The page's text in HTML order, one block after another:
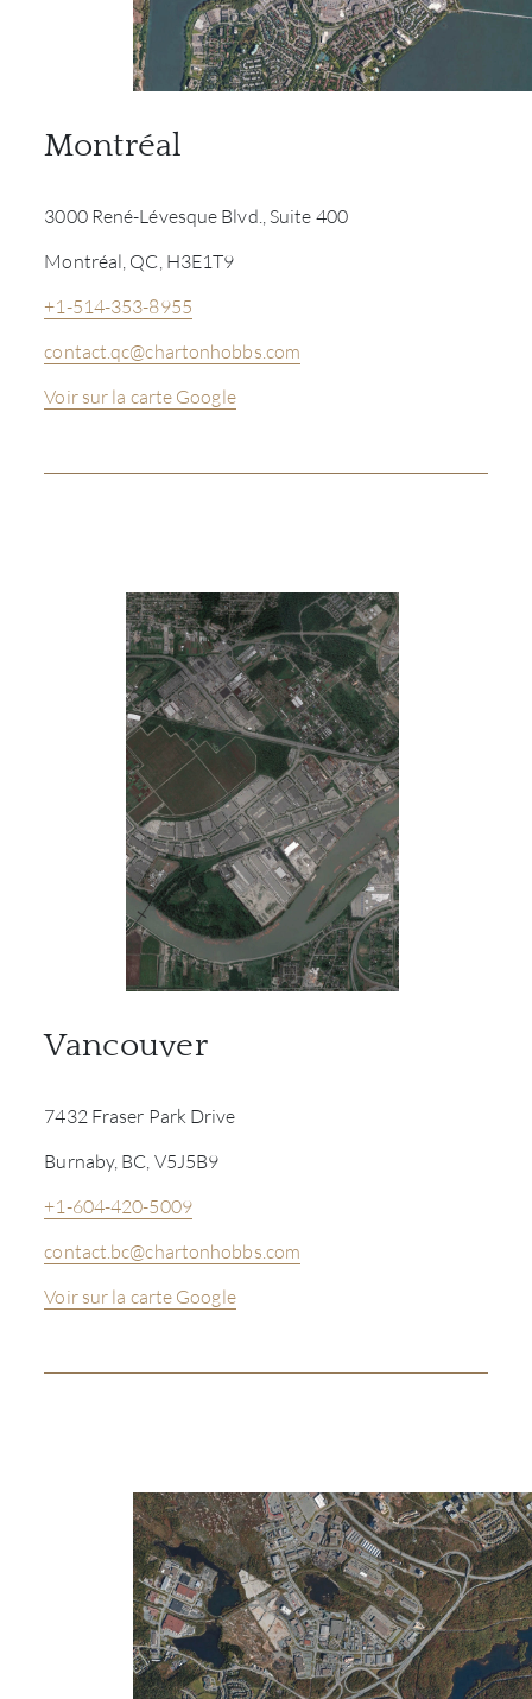
Montréal
3000 René-Lévesque Blvd., Suite 400
Montréal, QC, H3E1T9
+1-514-353-8955
contact.qc@chartonhobbs.com
Voir sur la carte Google
Vancouver
7432 Fraser Park Drive
Burnaby, BC, V5J5B9
+1-604-420-5009
contact.bc@chartonhobbs.com
Voir sur la carte Google